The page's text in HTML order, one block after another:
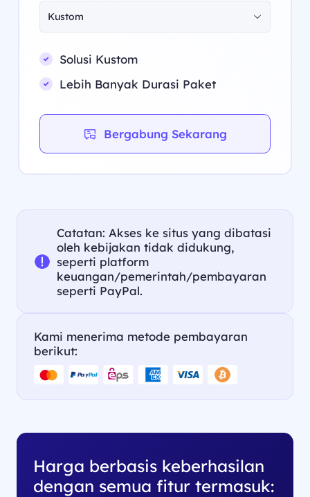
Kustom
Solusi Kustom
Lebih Banyak Durasi Paket
Bergabung Sekarang
Catatan: Akses ke situs yang dibatasi
oleh kebijakan tidak didukung,
seperti platform
keuangan/pemerintah/pembayaran
seperti PayPal.
Kami menerima metode pembayaran
berikut:
Harga berbasis keberhasilan
dengan semua fitur termasuk: